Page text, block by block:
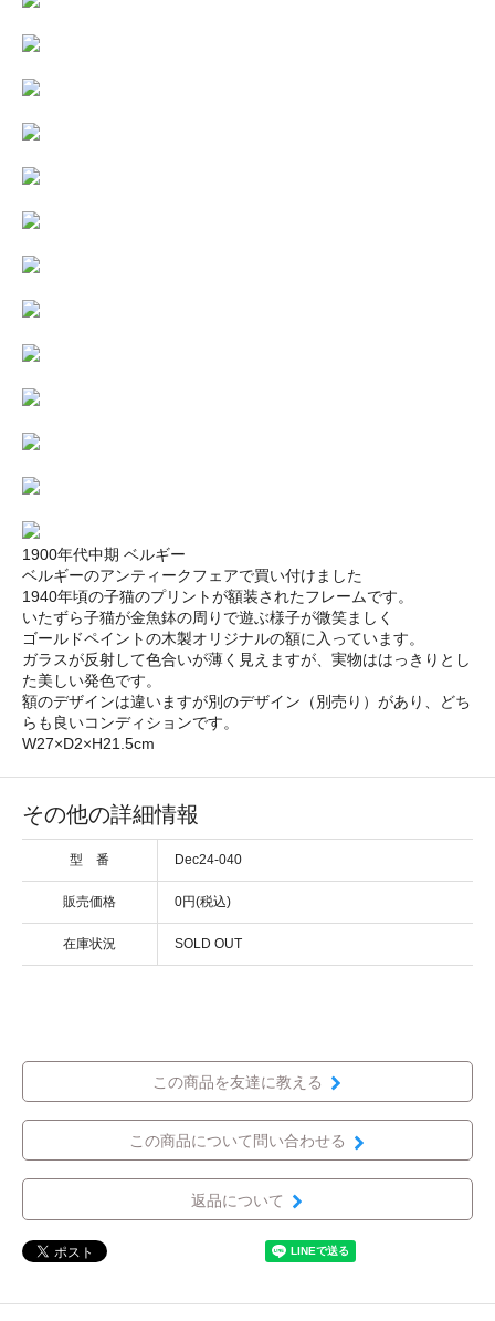
1900年代中期 ベルギー
ベルギーのアンティークフェアで買い付けました
1940年頃の子猫のプリントが額装されたフレームです。
いたずら子猫が金魚鉢の周りで遊ぶ様子が微笑ましく
ゴールドペイントの木製オリジナルの額に入っています。
ガラスが反射して色合いが薄く見えますが、実物ははっきりとし
た美しい発色です。
額のデザインは違いますが別のデザイン（別売り）があり、どち
らも良いコンディションです。
W27×D2×H21.5cm
その他の詳細情報
型 番 Dec24-040
販売価格 0円(税込)
在庫状況 SOLD OUT
この商品を友達に教える
この商品について問い合わせる
返品について